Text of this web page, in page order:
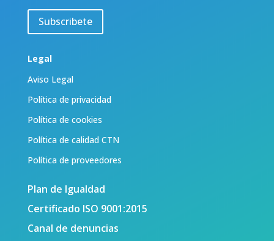
Subscribete
Legal
Aviso Legal
Política de privacidad
Política de cookies
Política de calidad CTN
Política de proveedores
Plan de Igualdad
Certificado ISO 9001:2015
Canal de denuncias